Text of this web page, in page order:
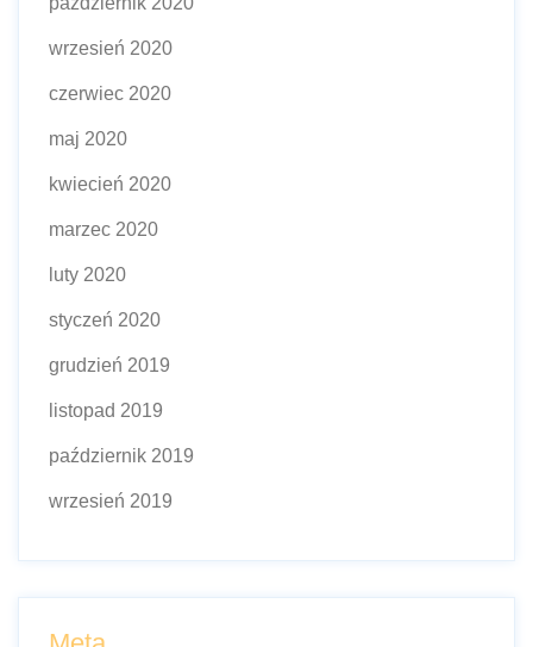
wrzesień 2020
czerwiec 2020
maj 2020
kwiecień 2020
marzec 2020
luty 2020
styczeń 2020
grudzień 2019
listopad 2019
październik 2019
wrzesień 2019